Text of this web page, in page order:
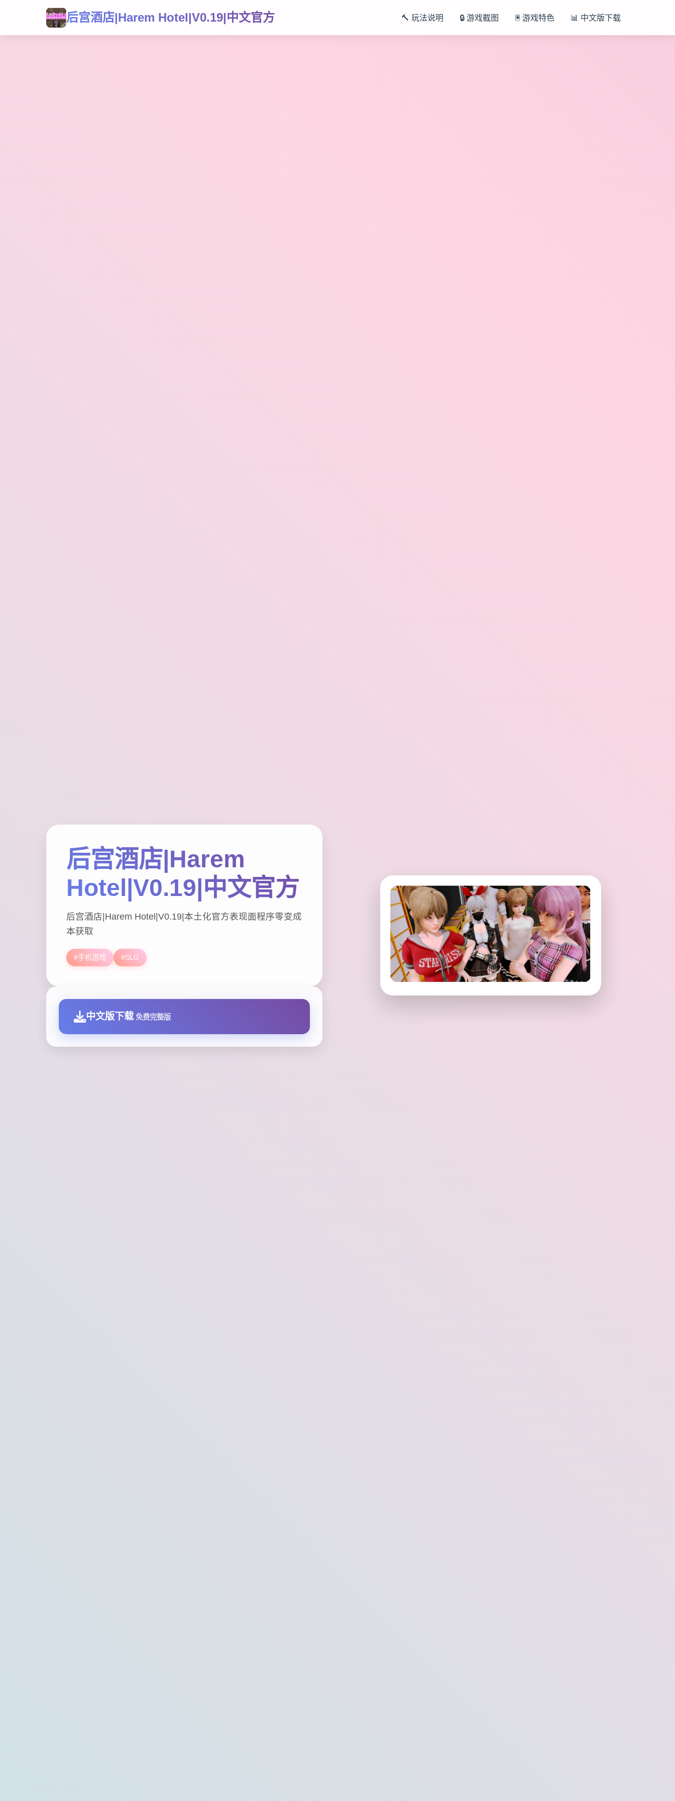
后宫酒店|Harem Hotel|V0.19|中文官方 🔨 玩法说明 🔒 游戏截图 🖲️ 游戏特色 📊 中文版下载
后宫酒店|Harem
Hotel|V0.19|中文官方
后宫酒店|Harem Hotel|V0.19|本土化官方表现面程序零变成
本获取
#手机游戏 #SLG
中文版下载 免费完整版